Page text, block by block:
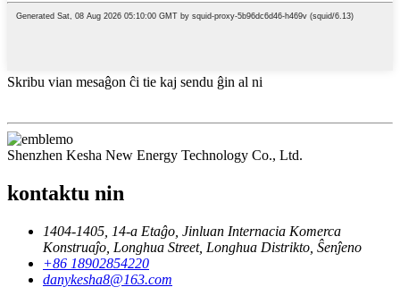
Skribu vian mesaĝon ĉi tie kaj sendu ĝin al ni
Shenzhen Kesha New Energy Technology Co., Ltd.
kontaktu nin
1404-1405, 14-a Etaĝo, Jinluan Internacia Komerca
Konstruaĵo, Longhua Street, Longhua Distrikto, Ŝenĵeno
+86 18902854220
danykesha8@163.com